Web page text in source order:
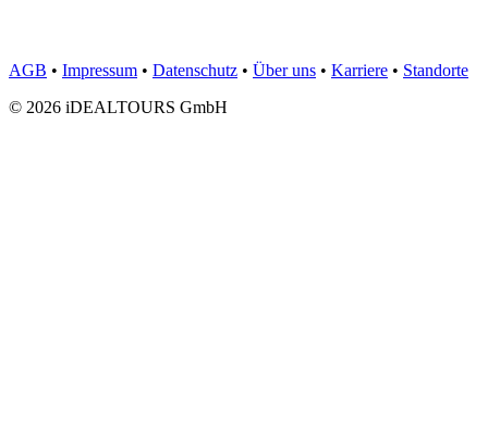
AGB • Impressum • Datenschutz • Über uns • Karriere • Standorte
© 2026 iDEALTOURS GmbH